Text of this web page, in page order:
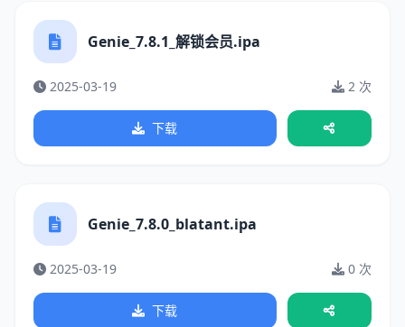
Genie_7.8.1_解锁会员.ipa
2025-03-19 2 次
下载
Genie_7.8.0_blatant.ipa
2025-03-19 0 次
下载